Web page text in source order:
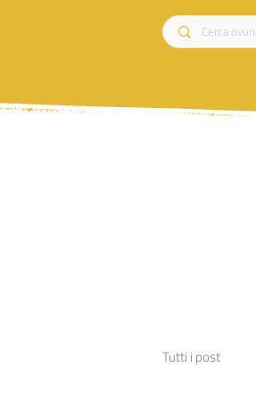
Tutti i post